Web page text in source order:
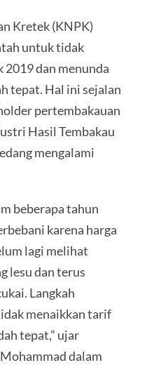
Kretek (KNPK)
untuk tidak
dan menunda
tepat. Hal ini sejalan
pertembakauan
Hasil Tembakau
mengalami
beberapa tahun
karena harga
lagi melihat
lesu dan terus
Langkah
menaikkan tarif
tepat,” ujar
dalam